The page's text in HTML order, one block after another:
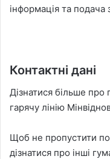
інформація та подача
Контактні дані
Дізнатися більше
гарячу лінію
Щоб не пропустити
дізнатися про інші